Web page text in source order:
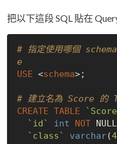
把以下這段 SQL 貼在
# 指定使用哪個
e
USE <schema>;
# 建立名為 Score 的
CREATE TABLE
`id`
int NOT NULL
`class`
varchar(